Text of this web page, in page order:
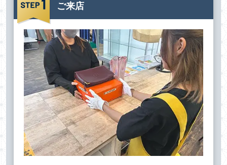
ご来店